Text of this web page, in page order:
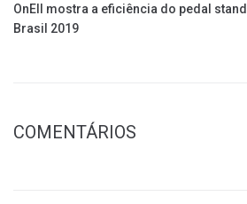
OnEll mostra a eficiência do pedal
Brasil 2019
COMENTÁRIOS